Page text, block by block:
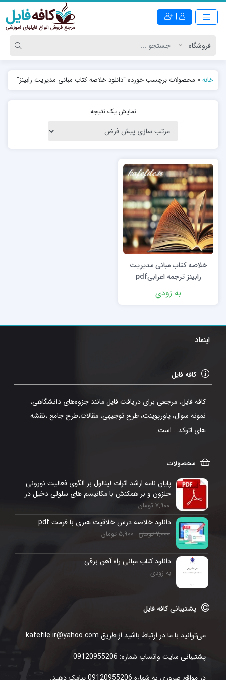
|
خانه» محصولات برچسب خورده “دانلود خلاصه کتاب مبانی مدیریت رابینز”
نمایش یک نتیجه
خلاصه کتاب مبانی مدیریت
رابینز ترجمه اعرابیpdf
به زودی
اینماد
کافه فایل
کافه فایل، مرجعی برای دریافت فایل مانند جزوه‌های دانشگاهی،
نمونه سوال، پاورپوینت، طرح توجیهی، مقالات،طرح جامع ،نقشه
های اتوکد… است.
محصولات
پایان نامه ارشد اثرات لینالول بر الگوی فعالیت نورونی
حلزون و بر همکنش با مکانیسم های سلولی دخیل در
القای فعالیت صرعی
۷,۹۰۰تومان
دانلود خلاصه درس خلاقیت هنری با فرمت pdf
۷,۰۰۰تومان ۵,۹۰۰ تومان
دانلود کتاب مبانی راه آهن برقی
به زودی
پشتیبانی کافه فایل
می‌توانید با ما در ارتباط باشید از طریق kafefile.ir@yahoo.com
پشتیبانی سایت واتساپ شماره: 09120955206